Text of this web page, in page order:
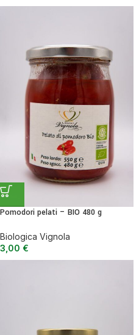
Pomodori pelati – BIO 480 g
Biologica Vignola
3,00 €